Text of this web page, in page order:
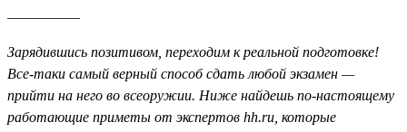
Зарядившись позитивом, переходим к реальной подготовке!
Все-таки самый верный способ сдать любой экзамен —
прийти на него во всеоружии. Ниже найдешь по-настоящему
работающие приметы от экспертов hh.ru, которые